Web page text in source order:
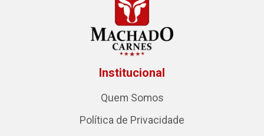
Institucional
Quem Somos
Política de Privacidade